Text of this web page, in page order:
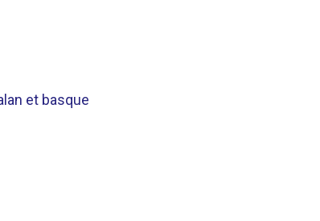
et basque